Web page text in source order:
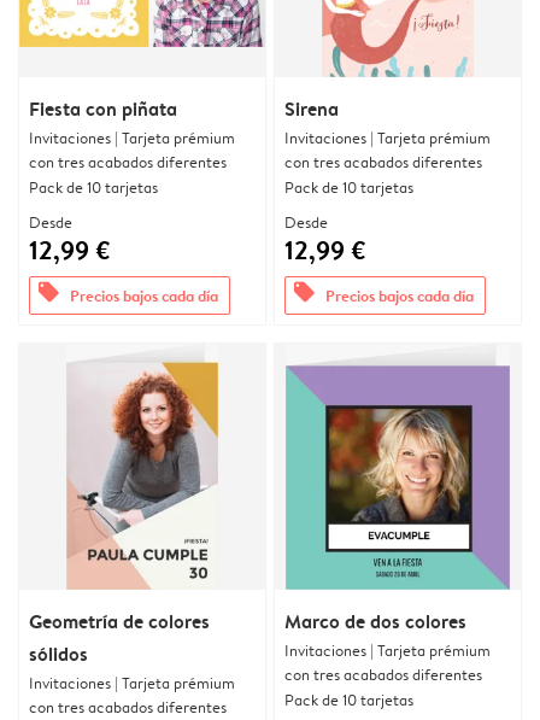
Fiesta con piñata
Invitaciones | Tarjeta prémium
con tres acabados diferentes
Pack de 10 tarjetas
Desde
12,99 €
offers Precios bajos cada día
Sirena
Invitaciones | Tarjeta prémium
con tres acabados diferentes
Pack de 10 tarjetas
Desde
12,99 €
offers Precios bajos cada día
Geometría de colores
sólidos
Invitaciones | Tarjeta prémium
con tres acabados diferentes
Marco de dos colores
Invitaciones | Tarjeta prémium
con tres acabados diferentes
Pack de 10 tarjetas